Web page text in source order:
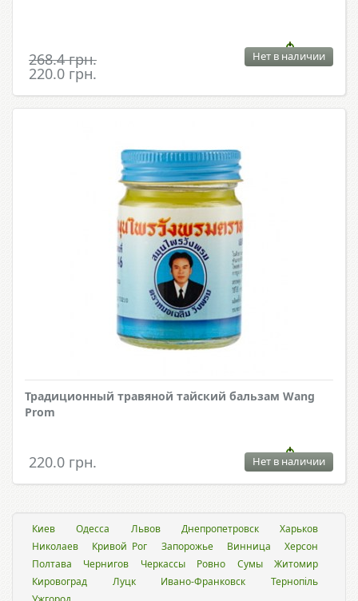
268.4 грн.
220.0 грн.
Нет в наличии
Традиционный травяной тайский бальзам Wang
Prom
220.0 грн. Нет в наличии
Киев Одесса Львов Днепропетровск
Харьков
Николаев
Кривой Рог Запорожье Винница
Херсон
Полтава
Чернигов Черкассы Ровно Сумы
Житомир
Кировоград
Луцк Ивано-Франковск
Тернопіль